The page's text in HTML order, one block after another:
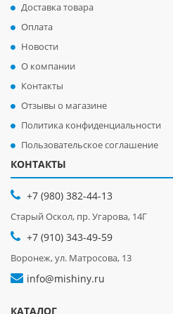
Доставка товара
Оплата
Новости
О компании
Контакты
Отзывы о магазине
Политика конфиденциальности
Пользовательское соглашение
КОНТАКТЫ
+7 (980) 382-44-13
Старый Оскол, пр. Угарова, 14Г
+7 (910) 343-49-59
Воронеж, ул. Матросова, 13
info@mishiny.ru
КАТАЛОГ